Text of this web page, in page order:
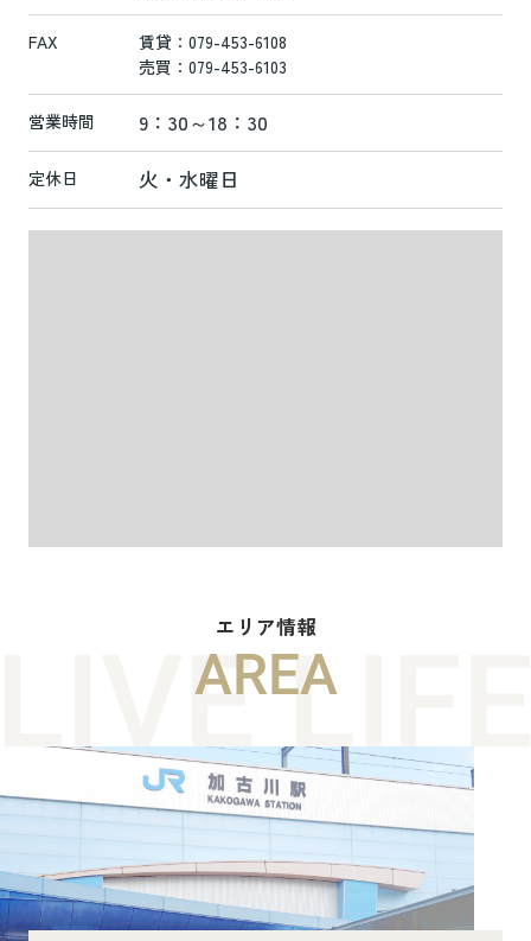
FAX
賃貸：079-453-6108
売買：079-453-6103
営業時間 9：30～18：30
定休日 火・水曜日
エリア情報
AREA